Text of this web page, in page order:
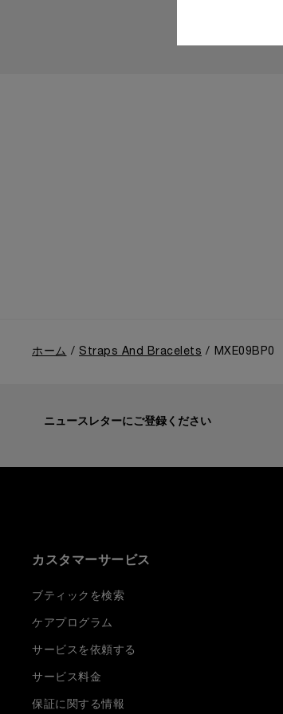
ホーム Straps And Bracelets MXE09BP0
ニュースレターにご登録ください
カスタマーサービス
ブティックを検索
ケアプログラム
サービスを依頼する
サービス料金
保証に関する情報